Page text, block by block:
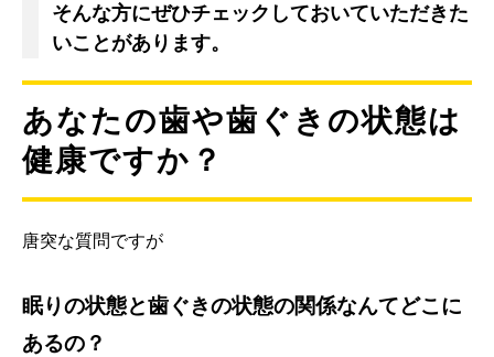
そんな方にぜひチェックしておいていただきた
いことがあります。
あなたの歯や歯ぐきの状態は
健康ですか？
唐突な質問ですが
眠りの状態と歯ぐきの状態の関係なんてどこに
あるの？